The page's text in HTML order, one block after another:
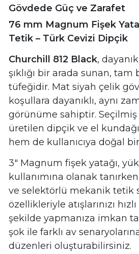
Gövdede Güç ve Zarafet
76 mm Magnum Fişek
Tetik – Türk Cevizi Dipçik
Churchill 812 Black,
şıklığı bir arada sunan,
tüfeğidir. Mat siyah çelik
koşullara dayanıklı, aynı
görünüme sahiptir.
üretilen dipçik ve el
hem de kullanıcıya doğal
3" Magnum fişek yatağı,
kullanımına olanak
ve selektörlü mekanik tetik
özellikleriyle atışlarınızı
şekilde yapmanıza imkan
şok ile farklı av
düzenleri oluşturabilirsiniz.